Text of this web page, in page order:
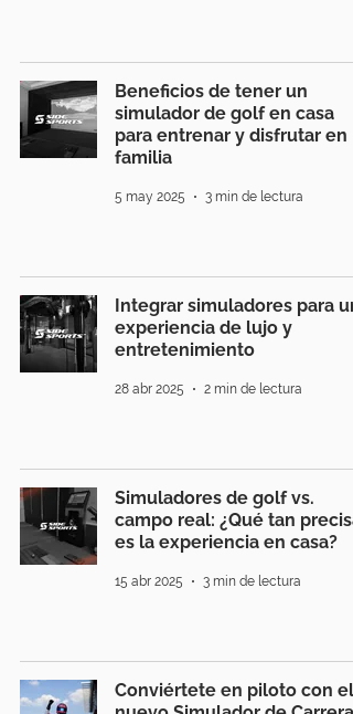
Beneficios de tener un
simulador de golf en casa
para entrenar y disfrutar en
familia
5 may 2025 3 min de lectura
Integrar simuladores para
experiencia de lujo y
entretenimiento
28 abr 2025 2 min de lectura
Simuladores de golf vs.
campo real: ¿Qué tan precisa
es la experiencia en casa?
15 abr 2025 3 min de lectura
Conviértete en piloto con el